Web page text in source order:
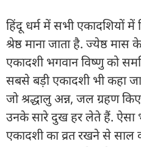
हिंदू धर्म में सभी एकादशियों
श्रेष्ठ माना जाता है. ज्येष्ठ
एकादशी भगवान विष्णु को
सबसे बड़ी एकादशी भी कहा
जो श्रद्धालु अन्न, जल ग्रहण किए
उनके सारे दुख हर लेते हैं. ऐसा
एकादशी का व्रत रखने से